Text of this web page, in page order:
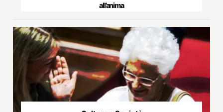
all’anima